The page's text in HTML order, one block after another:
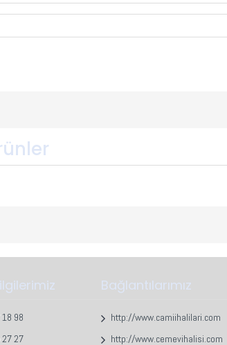
98
27 27
Bağlantılarımız
http://www.camiihalilari.com
http://www.cemevihalisi.com